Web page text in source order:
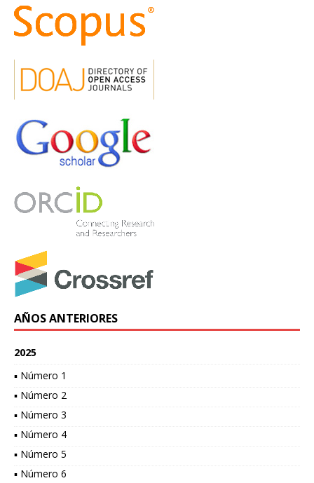
AÑOS ANTERIORES
2025
▪ Número 1
▪ Número 2
▪ Número 3
▪ Número 4
▪ Número 5
▪ Número 6